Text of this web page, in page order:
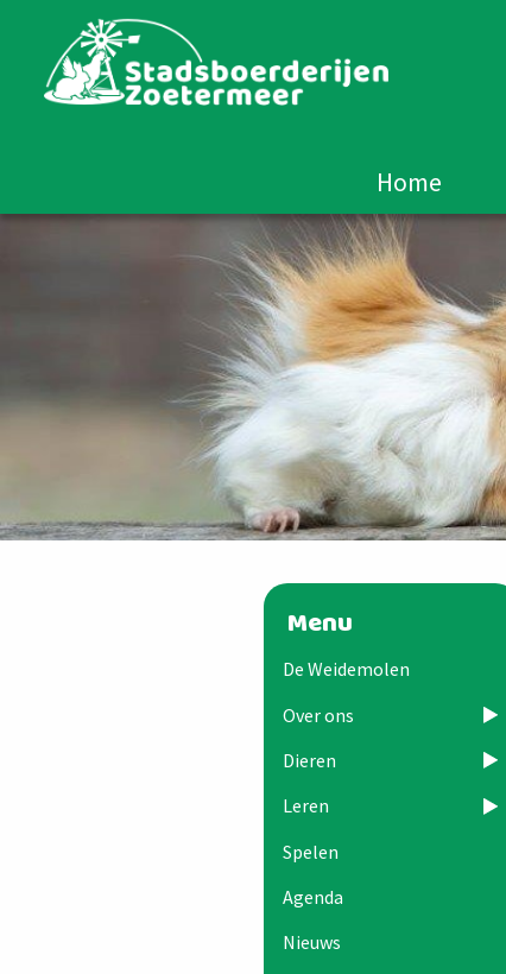
Home
Menu
De Weidemolen
Over ons
Dieren
Leren
Spelen
Agenda
Nieuws